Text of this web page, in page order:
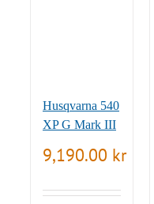
Husqvarna 540
XP G Mark III
9,190.00 kr